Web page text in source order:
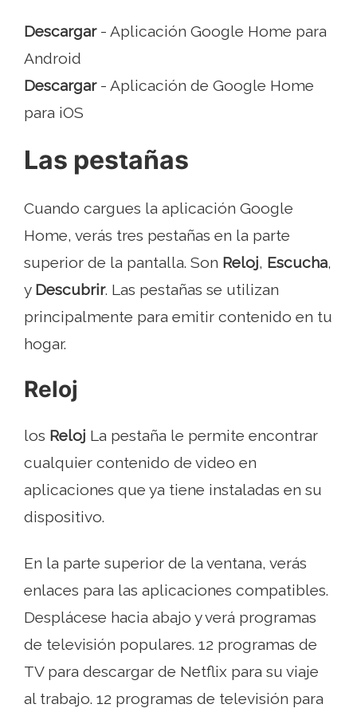
Descargar- Aplicación Google Home para
Android
Descargar- Aplicación de Google Home
para iOS
Las pestañas
Cuando cargues la aplicación Google
Home, verás tres pestañas en la parte
superior de la pantalla. Son Reloj, Escucha,
y Descubrir. Las pestañas se utilizan
principalmente para emitir contenido en tu
hogar.
Reloj
los Reloj La pestaña le permite encontrar
cualquier contenido de video en
aplicaciones que ya tiene instaladas en su
dispositivo.
En la parte superior de la ventana, verás
enlaces para las aplicaciones compatibles.
Desplácese hacia abajo y verá programas
de televisión populares. 12 programas de
TV para descargar de Netflix para su viaje
al trabajo. 12 programas de televisión para